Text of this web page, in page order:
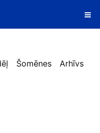
Šomēnes Arhīvs